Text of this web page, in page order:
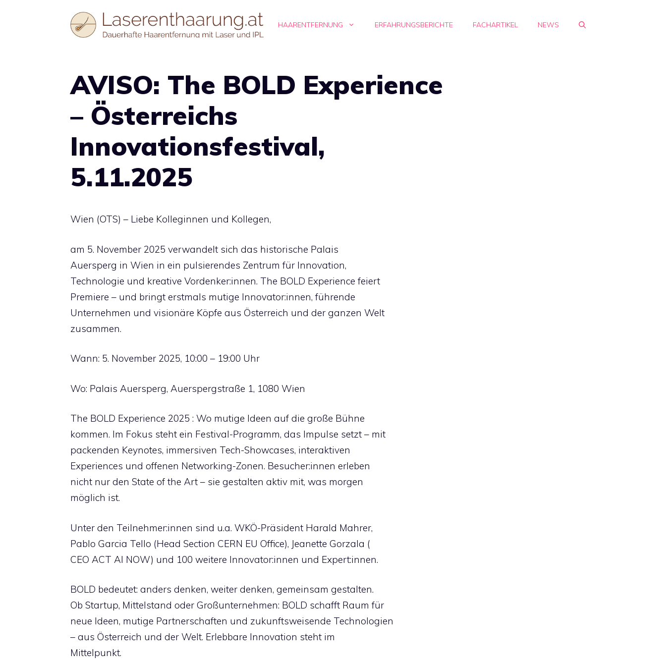
HAARENTFERNUNG ERFAHRUNGSBERICHTE FACHARTIKEL NEWS
AVISO: The BOLD Experience
– Österreichs
Innovationsfestival,
5.11.2025
Wien (OTS) – Liebe Kolleginnen und Kollegen,
am 5. November 2025 verwandelt sich das historische Palais
Auersperg in Wien in ein pulsierendes Zentrum für Innovation,
Technologie und kreative Vordenker:innen. The BOLD Experience feiert
Premiere – und bringt erstmals mutige Innovator:innen, führende
Unternehmen und visionäre Köpfe aus Österreich und der ganzen Welt
zusammen.
Wann: 5. November 2025, 10:00 – 19:00 Uhr
Wo: Palais Auersperg, Auerspergstraße 1, 1080 Wien
The BOLD Experience 2025 : Wo mutige Ideen auf die große Bühne
kommen. Im Fokus steht ein Festival-Programm, das Impulse setzt – mit
packenden Keynotes, immersiven Tech-Showcases, interaktiven
Experiences und offenen Networking-Zonen. Besucher:innen erleben
nicht nur den State of the Art – sie gestalten aktiv mit, was morgen
möglich ist.
Unter den Teilnehmer:innen sind u.a. WKÖ-Präsident Harald Mahrer,
Pablo Garcia Tello (Head Section CERN EU Office), Jeanette Gorzala (
CEO ACT AI NOW) und 100 weitere Innovator:innen und Expert:innen.
BOLD bedeutet: anders denken, weiter denken, gemeinsam gestalten.
Ob Startup, Mittelstand oder Großunternehmen: BOLD schafft Raum für
neue Ideen, mutige Partnerschaften und zukunftsweisende Technologien
– aus Österreich und der Welt. Erlebbare Innovation steht im
Mittelpunkt.